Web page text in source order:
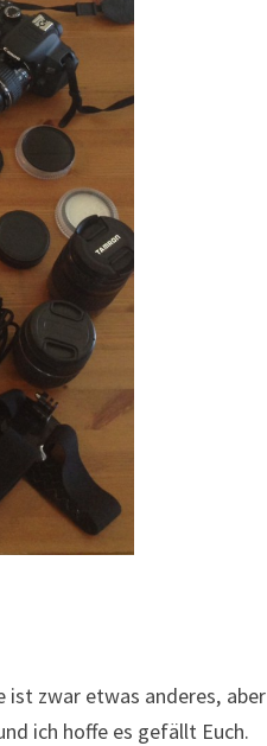
ist zwar etwas anderes, aber
ich hoffe es gefällt Euch.